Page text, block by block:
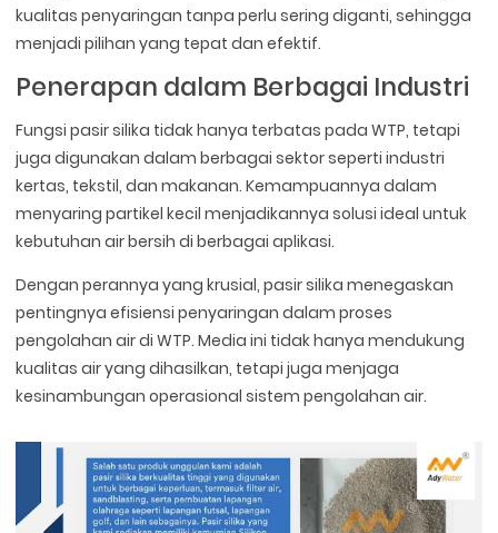
kualitas penyaringan tanpa perlu sering diganti, sehingga
menjadi pilihan yang tepat dan efektif.
Penerapan dalam Berbagai Industri
Fungsi pasir silika tidak hanya terbatas pada WTP, tetapi
juga digunakan dalam berbagai sektor seperti industri
kertas, tekstil, dan makanan. Kemampuannya dalam
menyaring partikel kecil menjadikannya solusi ideal untuk
kebutuhan air bersih di berbagai aplikasi.
Dengan perannya yang krusial, pasir silika menegaskan
pentingnya efisiensi penyaringan dalam proses
pengolahan air di WTP. Media ini tidak hanya mendukung
kualitas air yang dihasilkan, tetapi juga menjaga
kesinambungan operasional sistem pengolahan air.